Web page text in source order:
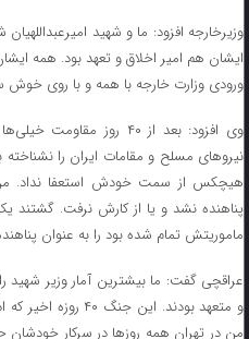
وزیرخارجه افزود: ما و شهید
ایشان هم امیر اخلاق و تعهد بود. همه
ورودی وزارت خارجه با همه و با روی خوش
وی افزود: بعد از ۴۰ روز
نیروهای مسلح و مقامات ایران را
هیچکس از سمت خودش استعفا نداد. من
ماموریتش تمام شده بود را به عنوان
عراقچی گفت: ما بیشترین آمار وزیر شهید را
و متعهد بودند. این
من در تهران همه روزها در سرکار